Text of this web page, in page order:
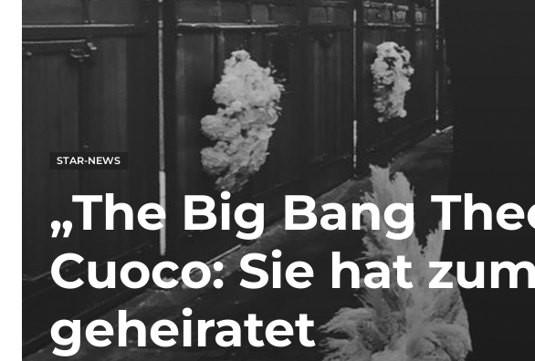
STAR-NEWS
„The Big Bang
Cuoco: Sie hat
geheiratet